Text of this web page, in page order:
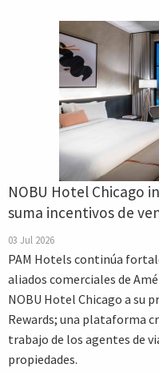
NOBU Hotel Chicago
suma incentivos de
03 Jul 2026
PAM Hotels continúa
aliados comerciales de
NOBU Hotel Chicago a su
Rewards; una plataforma
trabajo de los agentes de
propiedades.